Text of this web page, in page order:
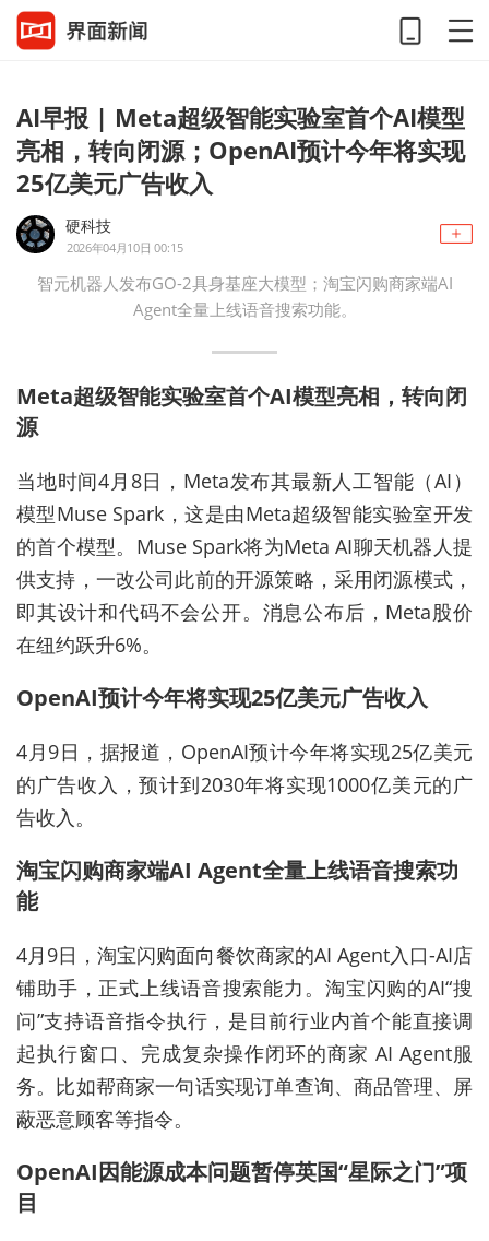
AI早报 | Meta超级智能实验室首个AI模型
亮相，转向闭源；OpenAI预计今年将实现
25亿美元广告收入
硬科技
2026年04月10日 00:15
智元机器人发布GO-2具身基座大模型；淘宝闪购商家端AI
Agent全量上线语音搜索功能。
Meta超级智能实验室首个AI模型亮相，转向闭
源
当地时间4月8日，Meta发布其最新人工智能（AI）
模型Muse Spark，这是由Meta超级智能实验室开发
的首个模型。Muse Spark将为Meta AI聊天机器人提
供支持，一改公司此前的开源策略，采用闭源模式，
即其设计和代码不会公开。消息公布后，Meta股价
在纽约跃升6%。
OpenAI预计今年将实现25亿美元广告收入
4月9日，据报道，OpenAI预计今年将实现25亿美元
的广告收入，预计到2030年将实现1000亿美元的广
告收入。
淘宝闪购商家端AI Agent全量上线语音搜索功
能
4月9日，淘宝闪购面向餐饮商家的AI Agent入口-AI店
铺助手，正式上线语音搜索能力。淘宝闪购的AI“搜
问”支持语音指令执行，是目前行业内首个能直接调
起执行窗口、完成复杂操作闭环的商家 AI Agent服
务。比如帮商家一句话实现订单查询、商品管理、屏
蔽恶意顾客等指令。
OpenAI因能源成本问题暂停英国“星际之门”项
目